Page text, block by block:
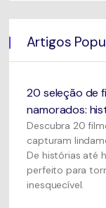
Artigos
20 seleção de
namorados:
Descubra 20
capturam
De histórias até
perfeito para
inesquecível.